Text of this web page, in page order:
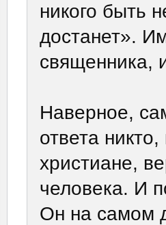
никого быть
достанет».
священника,
Наверное,
ответа
христиане,
человека. И
Он на самом